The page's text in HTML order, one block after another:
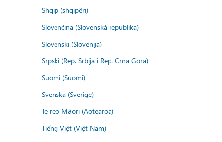
Shqip (shqipëri)
Slovenčina (Slovenská republika)
Slovenski (Slovenija)
Srpski (Rep. Srbija i Rep. Crna Gora)
Suomi (Suomi)
Svenska (Sverige)
Te reo Māori (Aotearoa)
Tiếng Việt (Việt Nam)